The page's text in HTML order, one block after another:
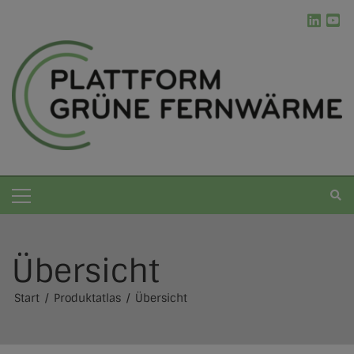
Grüne Fernwärme
Die Plattform
Kommunale Wärmeplanung
Übersicht
Start Produktatlas Übersicht